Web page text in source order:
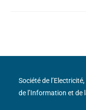
Société de
de l’Information et de